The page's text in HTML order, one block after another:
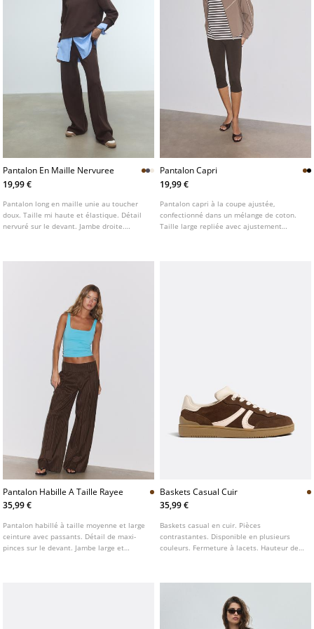
Pantalon En Maille Nervuree
19,99 €
Pantalon long en maille unie au toucher
doux. Taille mi haute et élastique. Détail
nervuré sur le devant. Jambe droite.
Pantalon Capri
19,99 €
Pantalon capri à la coupe ajustée,
confectionné dans un mélange de coton.
Taille large repliée avec ajustement
Pantalon Habille A Taille Rayee
35,99 €
Pantalon habillé à taille moyenne et large
ceinture avec passants. Détail de maxi-
pinces sur le devant. Jambe large et
Baskets Casual Cuir
35,99 €
Baskets casual en cuir. Pièces
contrastantes. Disponible en plusieurs
couleurs. Fermeture à lacets. Hauteur de